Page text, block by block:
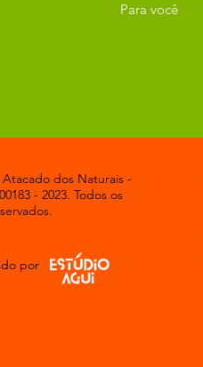
Para você
dos Naturais -
- 2023. Todos os
por